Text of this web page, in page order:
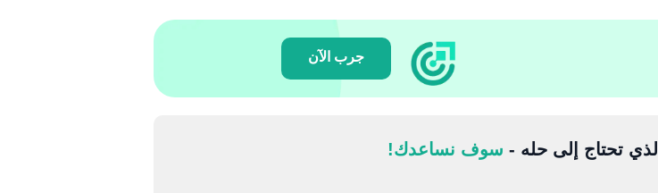
جرب الآن
تحتاج إلى حله - سوف نساعدك!